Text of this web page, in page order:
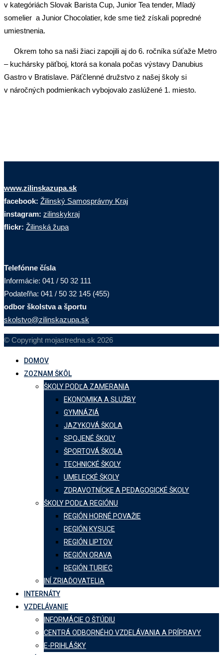
v kategóriách Slovak Barista Cup, Junior Tea tender, Mladý
somelier a Junior Chocolatier, kde sme tiež získali popredné
umiestnenia.
Okrem toho sa naši žiaci zapojili aj do 6. ročníka súťaže Metro
– kuchársky päťboj, ktorá sa konala počas výstavy Danubius
Gastro v Bratislave. Päťčlenné družstvo z našej školy si
v náročných podmienkach vybojovalo zaslúžené 1. miesto.
www.zilinskazupa.sk
facebook: Žilinský Samosprávny Kraj
instagram: zilinskykraj
flickr: Žilinská župa
Telefónne čísla
Informácie: 041 / 50 32 111
Podateľňa: 041 / 50 32 145 (455)
odbor školstva a športu
skolstvo@zilinskazupa.sk
© Copyright mojastredna.sk 2026
DOMOV
ZOZNAM ŠKÔL
ŠKOLY PODĽA ZAMERANIA
EKONOMIKA A SLUŽBY
GYMNÁZIÁ
JAZYKOVÁ ŠKOLA
SPOJENÉ ŠKOLY
ŠPORTOVÁ ŠKOLA
TECHNICKÉ ŠKOLY
UMELECKÉ ŠKOLY
ZDRAVOTNÍCKE A PEDAGOGICKÉ ŠKOLY
ŠKOLY PODĽA REGIÓNU
REGIÓN HORNÉ POVAŽIE
REGIÓN KYSUCE
REGIÓN LIPTOV
REGIÓN ORAVA
REGIÓN TURIEC
INÍ ZRIAĎOVATELIA
INTERNÁTY
VZDELÁVANIE
INFORMÁCIE O ŠTÚDIU
CENTRÁ ODBORNÉHO VZDELÁVANIA A PRÍPRAVY
E-PRIHLÁŠKY